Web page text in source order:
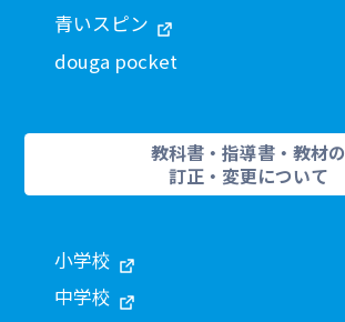
青いスピン
douga pocket
教科書・指導書・教材の
訂正・変更について
小学校
中学校